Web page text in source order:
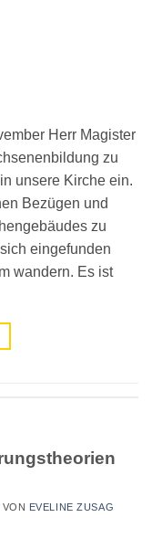
Herr Magister
zu
unsere Kirche ein.
Bezügen und
zu
eingefunden
wandern. Es ist
VON EVELINE ZUSAG